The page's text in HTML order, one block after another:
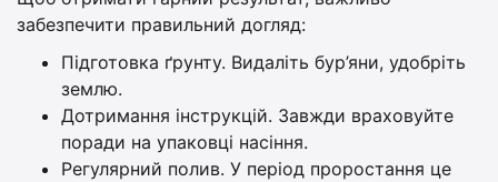
забезпечити правильний догляд:
Підготовка ґрунту. Видаліть бур’яни, удобріть
землю.
Дотримання інструкцій. Завжди враховуйте
поради на упаковці насіння.
Регулярний полив. У період проростання це